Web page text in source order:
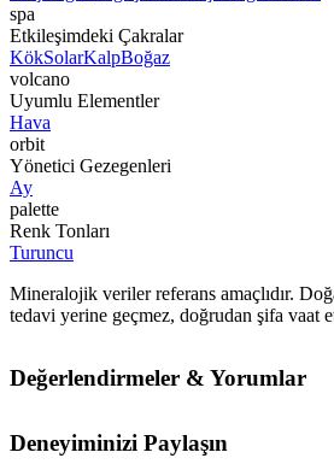
spa
Etkileşimdeki Çakralar
KökSolarKalpBoğaz
volcano
Uyumlu Elementler
Hava
orbit
Yönetici Gezegenleri
Ay
palette
Renk Tonları
Turuncu
Mineralojik veriler referans amaçlıdır.
tedavi yerine geçmez, doğrudan şifa vaat
Değerlendirmeler & Yorumlar
Deneyiminizi Paylaşın